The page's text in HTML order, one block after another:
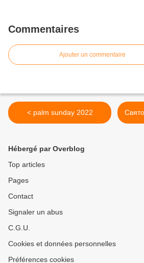
Commentaires
Ajouter un commentaire
< palm sunday 2022
Hébergé par Overblog
Top articles
Pages
Contact
Signaler un abus
C.G.U.
Cookies et données personnelles
Préférences cookies